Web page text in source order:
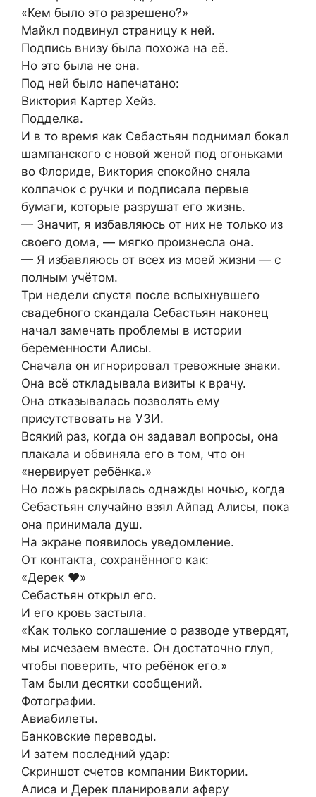
«Кем было это разрешено?»
Майкл подвинул страницу к ней.
Подпись внизу была похожа на её.
Но это была не она.
Под ней было напечатано:
Виктория Картер Хейз.
Подделка.
И в то время как Себастьян поднимал бокал
шампанского с новой женой под огоньками
во Флориде, Виктория спокойно сняла
колпачок с ручки и подписала первые
бумаги, которые разрушат его жизнь.
— Значит, я избавляюсь от них не только из
своего дома, — мягко произнесла она.
— Я избавляюсь от всех из моей жизни — с
полным учётом.
Три недели спустя после вспыхнувшего
свадебного скандала Себастьян наконец
начал замечать проблемы в истории
беременности Алисы.
Сначала он игнорировал тревожные знаки.
Она всё откладывала визиты к врачу.
Она отказывалась позволять ему
присутствовать на УЗИ.
Всякий раз, когда он задавал вопросы, она
плакала и обвиняла его в том, что он
«нервирует ребёнка.»
Но ложь раскрылась однажды ночью, когда
Себастьян случайно взял Айпад Алисы, пока
она принимала душ.
На экране появилось уведомление.
От контакта, сохранённого как:
«Дерек ❤️»
Себастьян открыл его.
И его кровь застыла.
«Как только соглашение о разводе утвердят,
мы исчезаем вместе. Он достаточно глуп,
чтобы поверить, что ребёнок его.»
Там были десятки сообщений.
Фотографии.
Авиабилеты.
Банковские переводы.
И затем последний удар:
Скриншот счетов компании Виктории.
Алиса и Дерек планировали аферу